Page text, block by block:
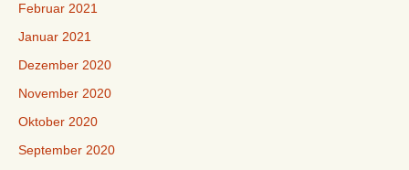
Februar 2021
Januar 2021
Dezember 2020
November 2020
Oktober 2020
September 2020